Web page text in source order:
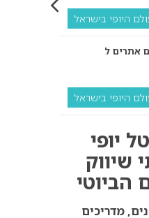
היופי בישראל
היופי בישראל
שלך צריך
דיגיטלי לעסקים
קידום ל‑AI לעומת קידום
יופי
שיווק
הביוטי
מדריכים